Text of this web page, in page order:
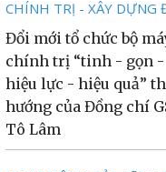
CHÍNH TRỊ - XÂY DỰNG
Đổi mới tổ chức bộ
chính trị “tinh - gọn
hiệu lực - hiệu quả”
hướng của Đồng chí
Tô Lâm